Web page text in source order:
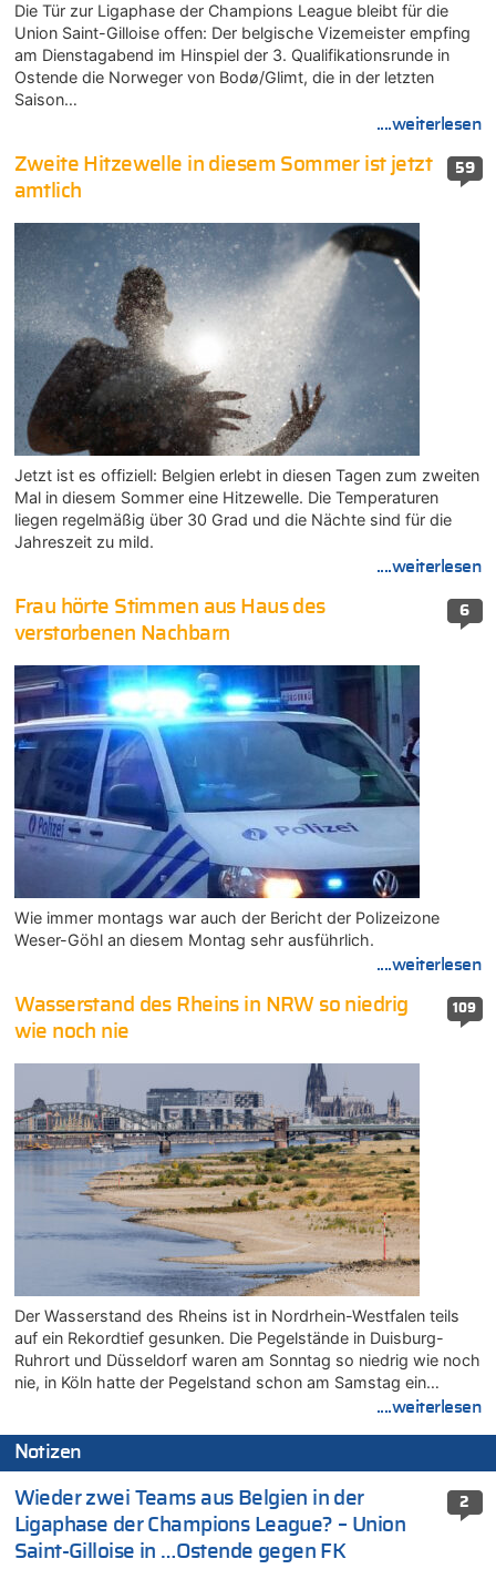
Die Tür zur Ligaphase der Champions League bleibt für die
Union Saint-Gilloise offen: Der belgische Vizemeister empfing
am Dienstagabend im Hinspiel der 3. Qualifikationsrunde in
Ostende die Norweger von Bodø/Glimt, die in der letzten
Saison…
....weiterlesen
59
Zweite Hitzewelle in diesem Sommer ist jetzt
amtlich
Jetzt ist es offiziell: Belgien erlebt in diesen Tagen zum zweiten
Mal in diesem Sommer eine Hitzewelle. Die Temperaturen
liegen regelmäßig über 30 Grad und die Nächte sind für die
Jahreszeit zu mild.
....weiterlesen
6
Frau hörte Stimmen aus Haus des
verstorbenen Nachbarn
Wie immer montags war auch der Bericht der Polizeizone
Weser-Göhl an diesem Montag sehr ausführlich.
....weiterlesen
109
Wasserstand des Rheins in NRW so niedrig
wie noch nie
Der Wasserstand des Rheins ist in Nordrhein-Westfalen teils
auf ein Rekordtief gesunken. Die Pegelstände in Duisburg-
Ruhrort und Düsseldorf waren am Sonntag so niedrig wie noch
nie, in Köln hatte der Pegelstand schon am Samstag ein…
....weiterlesen
Notizen
2
Wieder zwei Teams aus Belgien in der
Ligaphase der Champions League? – Union
Saint-Gilloise in …Ostende gegen FK